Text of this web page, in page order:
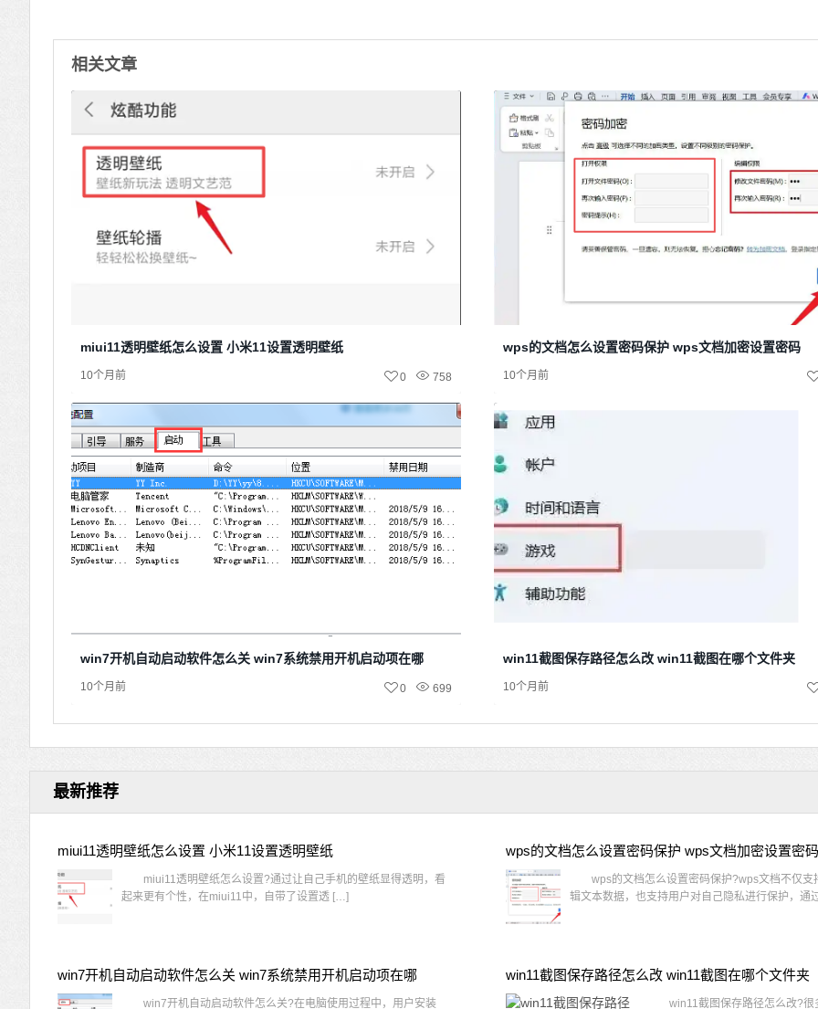
相关文章
miui11透明壁纸怎么设置 小米11设置透明壁纸
10个月前 758
0
wps的文档怎么设置密码保护 wps文档加密设置密码
10个月前
win7开机自动启动软件怎么关 win7系统禁用开机启动项在哪
10个月前 699
0
win11截图保存路径怎么改 win11截图在哪个文件夹
10个月前
最新推荐
miui11透明壁纸怎么设置 小米11设置透明壁纸
miui11透明壁纸怎么设置?通过让自己手机的壁纸显得透明，看
起来更有个性，在miui11中，自带了设置透 […]
wps的文档怎么设置密码保护 wps文档加密设置密
wps的文档怎么设置密码保护?wps文档不仅支
辑文本数据，也支持用户对自己隐私进行保护，通
win7开机自动启动软件怎么关 win7系统禁用开机启动项在哪
win7开机自动启动软件怎么关?在电脑使用过程中，用户安装
win11截图保存路径怎么改 win11截图在哪个文件夹
win11截图保存路径怎么改?很